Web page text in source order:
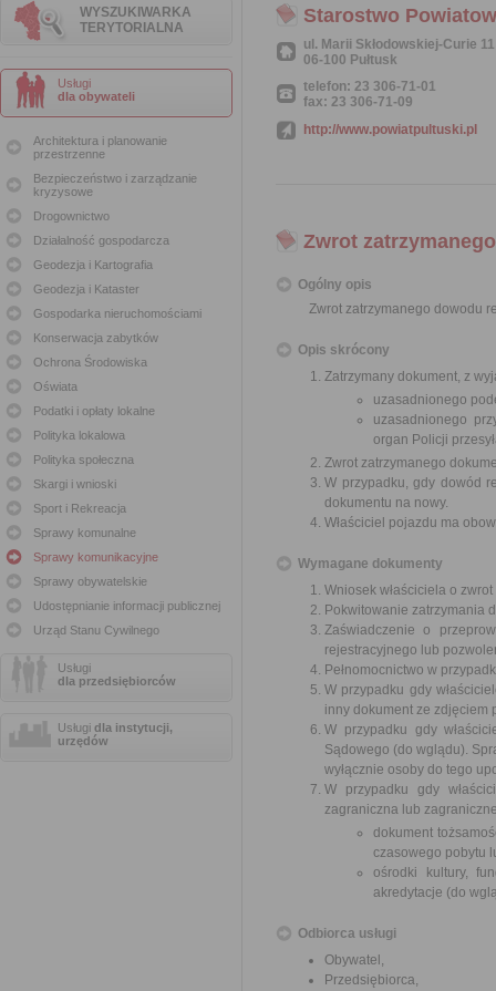
WYSZUKIWARKA
TERYTORIALNA
Usługi
dla obywateli
Architektura i planowanie
przestrzenne
Bezpieczeństwo i zarządzanie
kryzysowe
Drogownictwo
Działalność gospodarcza
Geodezja i Kartografia
Geodezja i Kataster
Gospodarka nieruchomościami
Konserwacja zabytków
Ochrona Środowiska
Oświata
Podatki i opłaty lokalne
Polityka lokalowa
Polityka społeczna
Skargi i wnioski
Sport i Rekreacja
Sprawy komunalne
Sprawy komunikacyjne
Sprawy obywatelskie
Udostępnianie informacji publicznej
Urząd Stanu Cywilnego
Usługi
dla przedsiębiorców
Usługi dla instytucji,
urzędów
Starostwo
ul. Marii Skłodowskiej-Curie 11
06-100 Pułtusk
telefon: 23 306-71-01
fax: 23 306-71-09
http://www.powiatpultuski.pl
Zwrot
Ogólny opis
Zwrot zatrzymanego dowodu
Opis skrócony
Zatrzymany dokument, z
uzasadnionego
uzasadnionego
organ Policji
Zwrot zatrzymanego
W przypadku, gdy dowód
dokumentu na nowy.
Właściciel pojazdu ma
Wymagane dokumenty
Wniosek właściciela o
Pokwitowanie zatrzymania
Zaświadczenie o
rejestracyjnego lub
Pełnomocnictwo w
W przypadku gdy
inny dokument ze zdjęciem
W przypadku gdy
Sądowego (do wglądu).
wyłącznie osoby do tego
W przypadku gdy
zagraniczna lub
dokument
czasowego pobytu
ośrodki kultury,
akredytacje (do
Odbiorca usługi
Obywatel,
Przedsiębiorca,